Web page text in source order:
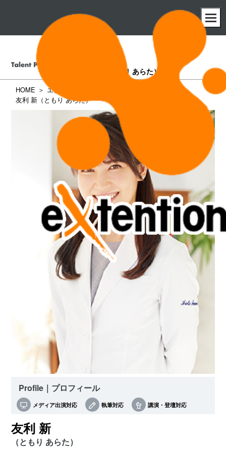
（ともり あらた）
HOME
エクステンション所属タレント一覧
友利 新（ともり あらた）
Profile｜プロフィール
メディア出演対応 執筆対応 講演・登壇対応
友利 新
（ともり あらた）